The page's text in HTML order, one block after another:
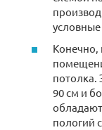
условные
Конечно,
потолка.
90 см и
пологий